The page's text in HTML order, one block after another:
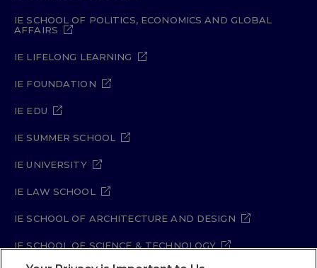
IE SCHOOL OF POLITICS, ECONOMICS AND GLOBAL
AFFAIRS
IE LIFELONG LEARNING
IE FOUNDATION
IE EDU
IE SUMMER SCHOOL
IE UNIVERSITY
IE LAW SCHOOL
IE SCHOOL OF ARCHITECTURE AND DESIGN
IE SCHOOL OF SCIENCE & TECHNOLOGY